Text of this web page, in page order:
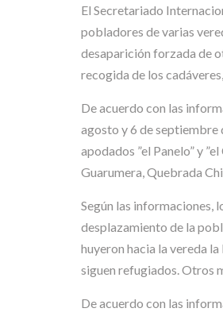
El Secretariado
pobladores de varias
desaparición forzada de
recogida de los
De acuerdo con las
agosto y 6 de septiembre
apodados ”el Panelo” y
Guarumera, Quebrada
Según las informaciones,
desplazamiento de la
huyeron hacia la vereda
siguen refugiados. Otros
De acuerdo con las